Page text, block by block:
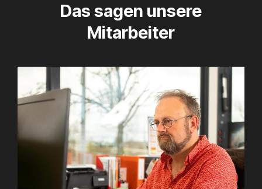
Das sagen unsere
Mitarbeiter